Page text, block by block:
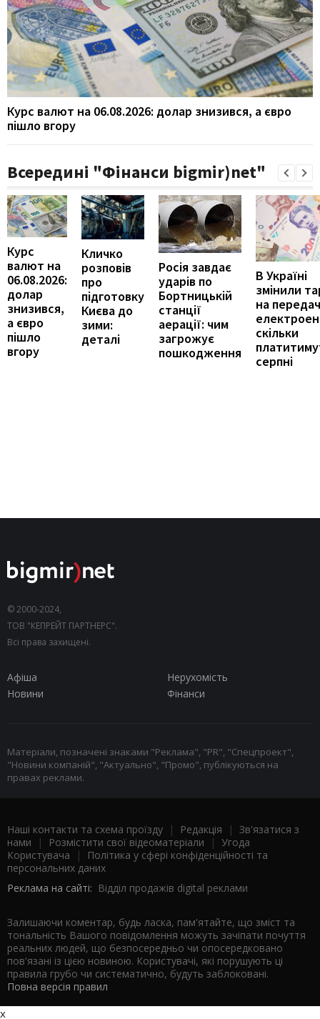
Курс валют на 06.08.2026: долар знизився, а євро
пішло вгору
Всередині "Фінанси bigmir)net"
Курс
валют на
06.08.2026:
долар
знизився,
а євро
пішло
вгору
Кличко
розповів
про
підготовку
Києва до
зими:
деталі
Росія завдає
ударів по
Бортницькій
станції
аерації: чим
загрожує
пошкодження
В Україні
змінили
на
скільки
серпні
© 2000-2024,
ТОВ "КЕПРЕЙТ ПАРТНЕРС".
Всі права захищені.
Афіша
Нерухомість
Новини
Фінанси
Матеріали, позначені знаками "Реклама", "PR", "Спецпроект",
"Новини компаній", "Актуально", "Промо", публікуються на
правах реклами.
Наші контакти та схема проїзду | Редакція | Зв'язатися з
нами | Розмістити свої відеоматеріали | Угода
Користувача |
Політика у сфері конфіденційності та
персональних даних
Реклама на сайті: Відділ продажів digital реклами
Залишаючи коментар, будь ласка, пам'ятайте, що зміст та
тональність Вашого повідомлення можуть зачіпати почуття
реальних людей, що безпосередньо чи опосередковано
пов'язані із цією новиною. Користувачі, які порушують ці
правила грубо чи систематично, будуть заблоковані.
Повна версія правил
x